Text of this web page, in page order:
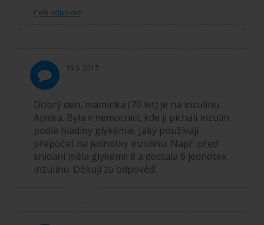
Celá odpověď
15.5.2017
Dobrý den, maminka (70 let) je na inzulinu
Apidra. Byla v nemocnici, kde ji píchali inzulin
podle hladiny glykémie. Jaký používají
přepočet na jednotky inzulinu. Např. před
snídaní měla glykémii 8 a dostala 6 jednotek
inzulinu. Děkuji za odpověď.